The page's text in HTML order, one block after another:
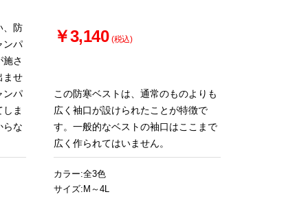
、防
ンパ
さ
ませ
ンパ
ま
らな
￥3,140 (税込)
この防寒ベストは、通常のものよりも
広く袖口が設けられたことが特徴で
す。一般的なベストの袖口はここまで
広く作られてはいません。
カラー:全3色
サイズ:M～4L